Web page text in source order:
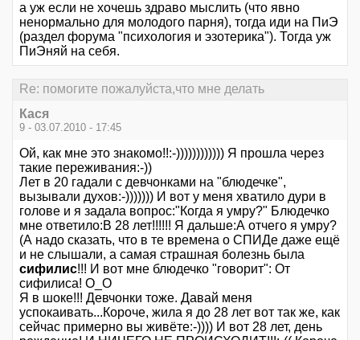
а уж если не хочешь здраво мыслить (что явно
ненормально для молодого парня), тогда иди на ПиЭ
(раздел форума "психология и эзотерика"). Тогда уж
ПиЭняй на себя.
Re: помогите пожалуйста,что мне делать
Кася
9 - 03.07.2010 - 17:45
Ой, как мне это знакомо!!:-)))))))))))) Я прошла через
такие переживания:-))
Лет в 20 гадали с девчонками на "блюдечке",
вызывали духов:-))))))) И вот у меня хватило дури в
голове и я задала вопрос:"Когда я умру?" Блюдечко
мне ответило:В 28 лет!!!!!! Я дальше:А отчего я умру?
(А надо сказать, что в те времена о СПИДе даже ещё
и не слышали, а самая страшная болезнь была
сифилис!!! И вот мне блюдечко "говорит": От
сифилиса! О_О
Я в шоке!!! Девчонки тоже. Давай меня
успокаивать...Короче, жила я до 28 лет вот так же, как
сейчас примерно вы живёте:-)))) И вот 28 лет, день